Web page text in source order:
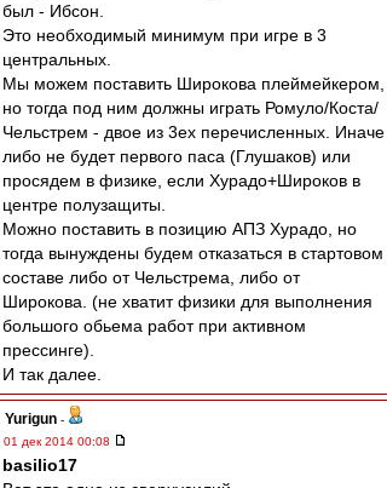
был - Ибсон.
Это необходимый минимум при игре в 3
центральных.
Мы можем поставить Широкова плеймейкером,
но тогда под ним должны играть Ромуло/Коста/
Чельстрем - двое из 3ех перечисленных. Иначе
либо не будет первого паса (Глушаков) или
просядем в физике, если Хурадо+Широков в
центре полузащиты.
Можно поставить в позицию АПЗ Хурадо, но
тогда вынуждены будем отказаться в стартовом
составе либо от Чельстрема, либо от
Широкова. (не хватит физики для выполнения
большого обьема работ при активном
прессинге).
И так далее.
Yurigun -
01 дек 2014 00:08
basilio17